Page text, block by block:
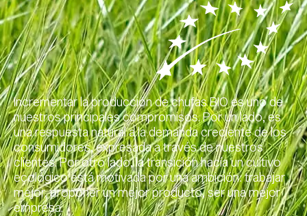
Incrementar la producción de chufas BIO es uno de
nuestros principales compromisos. Por un lado, es
una respuesta natural a la demanda creciente de los
consumidores, expresada a través de nuestros
clientes. Por otro lado, la transición hacía un cultivo
ecológico está motivada por una ambición: trabajar
mejor, proponer un mejor producto, ser una mejor
empresa.